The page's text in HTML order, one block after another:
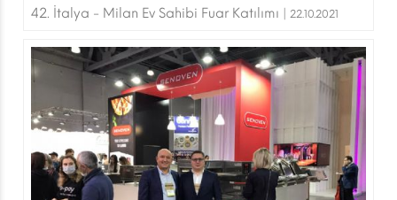
42. İtalya - Milan Ev Sahibi Fuar Katılımı | 22.10.2021